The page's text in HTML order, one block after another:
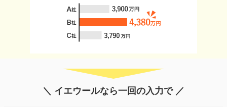
＼ イエウールなら一回の入力で ／